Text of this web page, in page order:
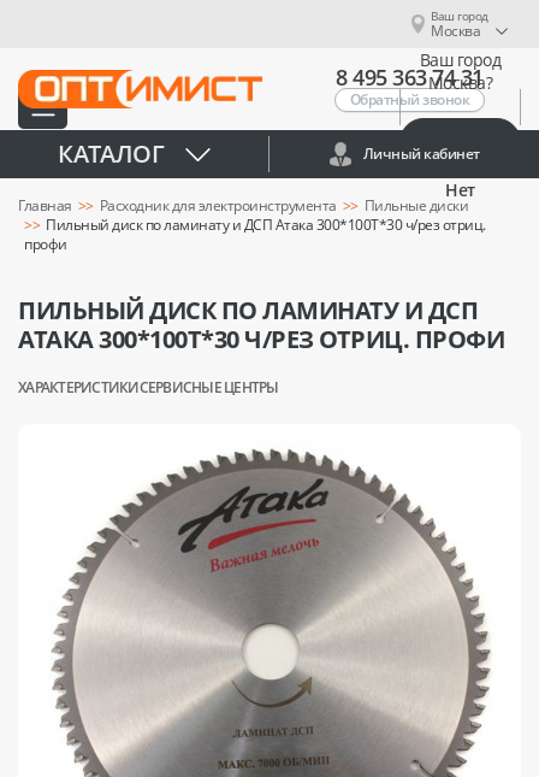
Ваш город
Москва
Ваш город
Москва?
Нет
8 495 363 74 31
Обратный звонок
КАТАЛОГ Личный кабинет
Главная Расходник для электроинструмента
Пильные диски
Пильный диск по ламинату и ДСП Атака 300*100T*30 ч/рез отриц.
профи
ПИЛЬНЫЙ ДИСК ПО ЛАМИНАТУ И ДСП
АТАКА 300*100T*30 Ч/РЕЗ ОТРИЦ. ПРОФИ
ХАРАКТЕРИСТИКИСЕРВИСНЫЕ ЦЕНТРЫ